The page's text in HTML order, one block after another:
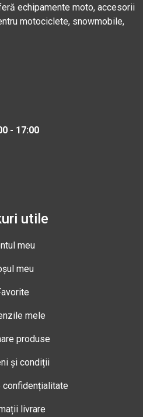
echipamente moto, accesorii
motociclete, snowmobile,
- 17:00
utile
meu
meu
mele
produse
și condiții
confidențialitate
livrare